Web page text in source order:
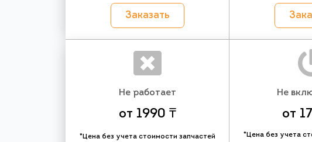
Заказать
Не работает
от 1990 ₸
*Цена без учета стоимости запчастей
Не
от
*Цена без учета